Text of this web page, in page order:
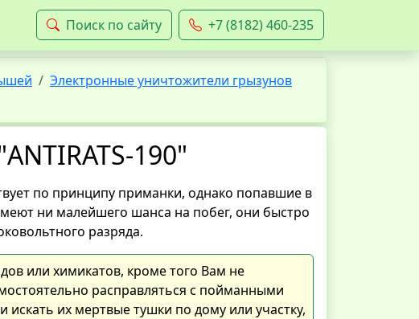
Поиск по сайту +7 (8182) 460-235
Электронные уничтожители грызунов
190"
по принципу приманки, однако попавшие в
ни малейшего шанса на побег, они быстро
разряда.
или химикатов, кроме того Вам не
расправляться с пойманными
искать их мертвые тушки по дому или участку,